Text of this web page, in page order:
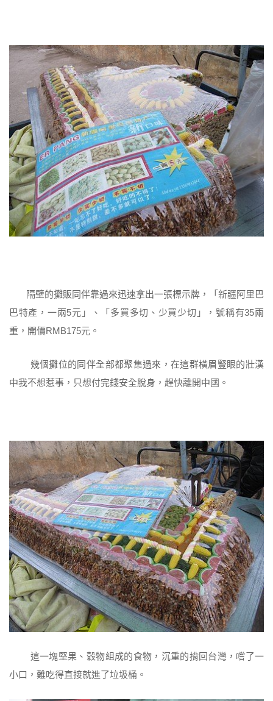
隔壁的攤販同伴靠過來迅速拿出一張標示牌，「新疆阿里巴
巴特產，一兩5元」、「多買多切、少買少切」，號稱有35兩
重，開價RMB175元。
幾個攤位的同伴全部都聚集過來，在這群橫眉豎眼的壯漢
中我不想惹事，只想付完錢安全脫身，趕快離開中國。
這一塊堅果、穀物組成的食物，沉重的揹回台灣，嚐了一
小口，難吃得直接就進了垃圾桶。